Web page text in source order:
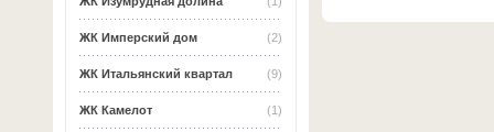
(2)
ЖК Имперский дом
(9)
ЖК Итальянский квартал
(1)
ЖК Камелот